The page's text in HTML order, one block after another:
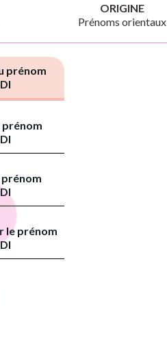
ORIGINE
Prénoms orientaux
prénom
le prénom